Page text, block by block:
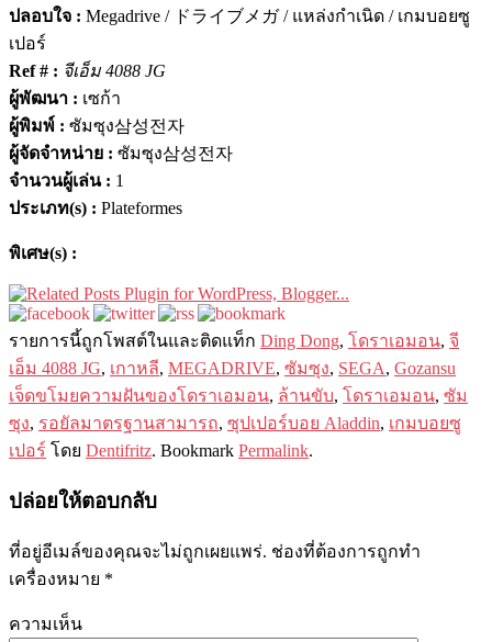
ปลอบใจ : Megadrive / ドライブメガ / แหล่งกำเนิด / เกมบอยซู
เปอร์
Ref # : จีเอ็ม 4088 JG
ผู้พัฒนา : เซก้า
ผู้พิมพ์ : ซัมซุง삼성전자
ผู้จัดจำหน่าย : ซัมซุง삼성전자
จำนวนผู้เล่น : 1
ประเภท(s) : Plateformes
พิเศษ(s) :
รายการนี​​้ถูกโพสต์ในและติดแท็ก Ding Dong, โดราเอมอน, จี
เอ็ม 4088 JG, เกาหลี, MEGADRIVE, ซัมซุง, SEGA, Gozansu
เจ็ดขโมยความฝันของโดราเอมอน, ล้านขับ, โดราเอมอน, ซัม
ซุง, รอยัลมาตรฐานสามารถ, ซุปเปอร์บอย Aladdin, เกมบอยซู
เปอร์ โดย Dentifritz. Bookmark Permalink.
ปล่อยให้ตอบกลับ
ที่อยู่อีเมล์ของคุณจะไม่ถูกเผยแพร่. ช่องที่ต้องการถูกทำ
เครื่องหมาย *
ความเห็น